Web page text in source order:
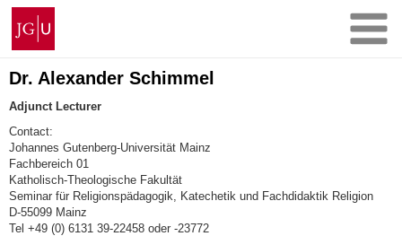
Skip
content
Johannes
Gutenberg
University
Mainz
Dr. Alexander Schimmel
Adjunct Lecturer
Contact:
Johannes Gutenberg-Universität Mainz
Fachbereich 01
Katholisch-Theologische Fakultät
Seminar für Religionspädagogik, Katechetik und Fachdidaktik Religion
D-55099 Mainz
Tel +49 (0) 6131 39-22458 oder -23772